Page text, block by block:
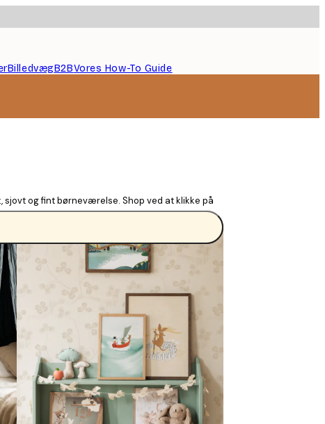
BilledvægB2BVores How-To Guide
og fint børneværelse. Shop ved at klikke på